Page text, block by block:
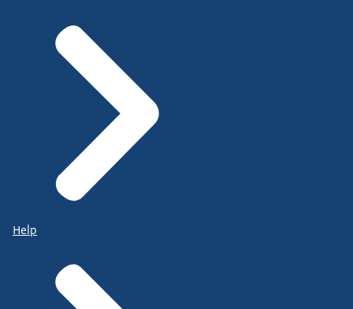
Help